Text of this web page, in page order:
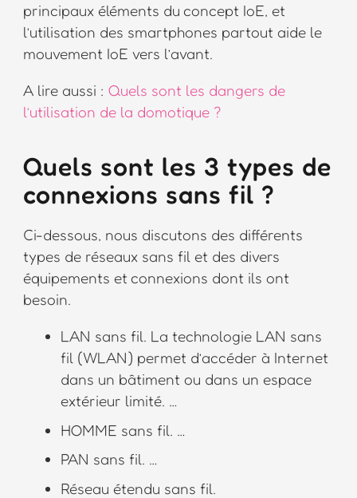
principaux éléments du concept IoE, et
l’utilisation des smartphones partout aide le
mouvement IoE vers l’avant.
A lire aussi : Quels sont les dangers de
l’utilisation de la domotique ?
Quels sont les 3 types de
connexions sans fil ?
Ci-dessous, nous discutons des différents
types de réseaux sans fil et des divers
équipements et connexions dont ils ont
besoin.
LAN sans fil. La technologie LAN sans
fil (WLAN) permet d’accéder à Internet
dans un bâtiment ou dans un espace
extérieur limité. …
HOMME sans fil. …
PAN sans fil. …
Réseau étendu sans fil.